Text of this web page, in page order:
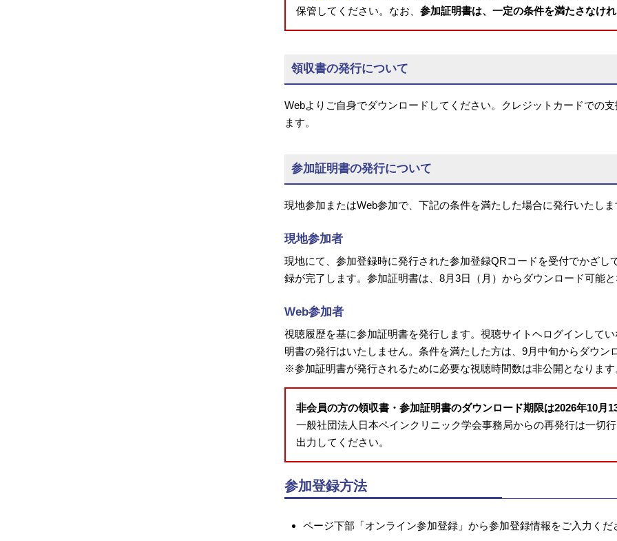
保管してください。なお、 参加証明書は、一定の条件を満たさなけ
領収書の発行について
Webよりご自身でダウンロードしてください。クレジットカードでの
ます。
参加証明書の発行について
現地参加またはWeb参加で、下記の条件を満たした場合に発行いたし
現地参加者
現地にて、参加登録時に発行された参加登録QRコードを受付でかざ
録が完了します。参加証明書は、8月3日（月）からダウンロード可能
Web参加者
視聴履歴を基に参加証明書を発行します。視聴サイトヘログインして
明書の発行はいたしません。条件を満たした方は、9月中旬からダウン
※参加証明書が発行されるために必要な視聴時間数は非公開となります
非会員の方の領収書・参加証明書のダウンロード期限は2026年10月
一般社団法人日本ペインクリニック学会事務局からの再発行は一切
出力してください。
参加登録方法
ページ下部「オンライン参加登録」から参加登録情報をご入力くだ